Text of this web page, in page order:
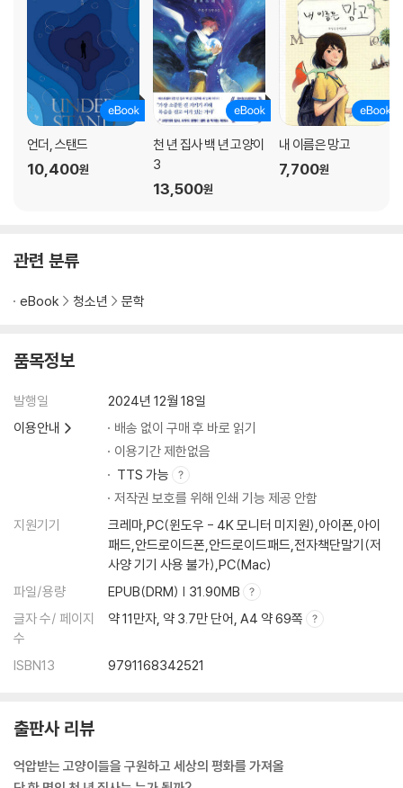
언더, 스탠드
10,400원
천 년 집사 백 년 고양이
3
13,500원
내 이름은 망고
7,700원
관련 분류
eBook 청소년 문학
품목정보
발행일
2024년 12월 18일
이용안내
배송 없이 구매 후 바로 읽기
이용기간 제한없음
TTS 가능
저작권 보호를 위해 인쇄 기능 제공 안함
지원기기
크레마,PC(윈도우 - 4K 모니터 미지원),아이폰,아이
패드,안드로이드폰,안드로이드패드,전자책단말기(저
사양 기기 사용 불가),PC(Mac)
파일/용량
EPUB(DRM) | 31.90MB
글자 수/ 페이지
수
약 11만자, 약 3.7만 단어, A4 약 69쪽
ISBN13 9791168342521
출판사 리뷰
억압받는 고양이들을 구원하고 세상의 평화를 가져올